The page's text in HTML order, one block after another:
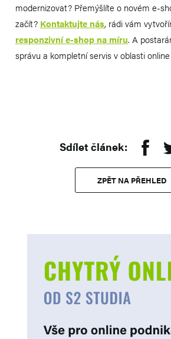
modernizovat? Přemýšlíte o novém e-
začít? Kontaktujte nás, rádi vám
responzivní e-shop na míru. A
správu a kompletní servis v oblasti
ZPĚT NA PŘEHLED
Sdílet článek: